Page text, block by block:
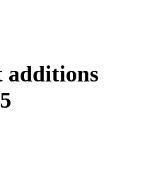
additions